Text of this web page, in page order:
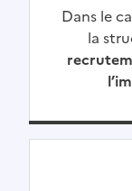
Dans le
la